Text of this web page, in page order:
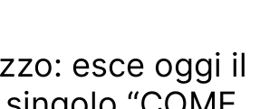
esce oggi il